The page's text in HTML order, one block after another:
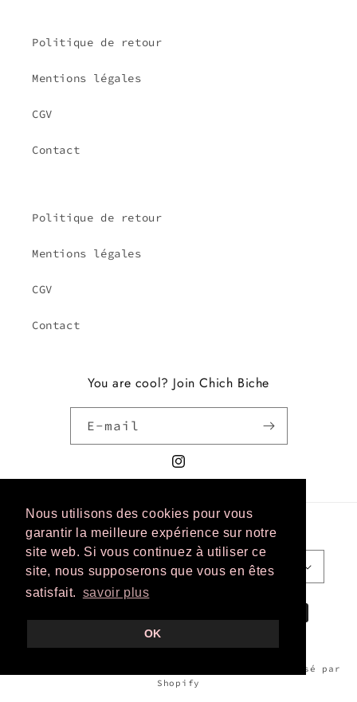
Nous utilisons des cookies pour vous
garantir la meilleure expérience sur notre
site web. Si vous continuez à utiliser ce
site, nous supposerons que vous en êtes
satisfait. savoir plus
OK
Politique de retour
Mentions légales
CGV
Contact
Politique de retour
Mentions légales
CGV
Contact
You are cool? Join Chich Biche
E-mail
Instagram
Pays/région
France | EUR €
Langue
Français
paiement
Commerce électronique propulsé par
Shopify